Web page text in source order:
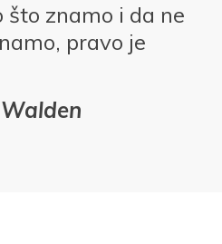
znamo i da ne
pravo je